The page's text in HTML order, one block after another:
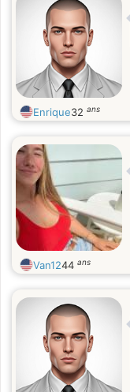
Enrique32 ans
Van1244 ans